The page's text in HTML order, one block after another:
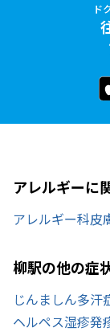
ド
アレルギーに
アレルギー科皮
柳駅の他の症
じんましん多汗
ヘルペス湿疹発